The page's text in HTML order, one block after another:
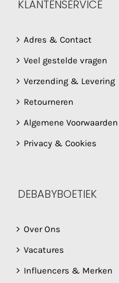
KLANTENSERVICE
Adres & Contact
Veel gestelde vragen
Verzending & Levering
Retourneren
Algemene Voorwaarden
Privacy & Cookies
DEBABYBOETIEK
Over Ons
Vacatures
Influencers & Merken